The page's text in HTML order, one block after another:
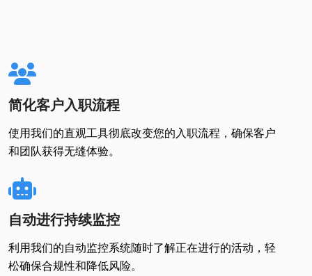
简化客户入职流程
使用我们的直观工具彻底改变您的入职流程，确保客户
和团队获得无缝体验。
自动进行持续监控
利用我们的自动监控系统随时了解正在进行的活动，轻
松确保合规性和降低风险。